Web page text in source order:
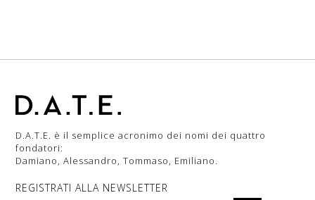
D.A.T.E. è il semplice acronimo dei nomi dei quattro
fondatori:
Damiano, Alessandro, Tommaso, Emiliano.
REGISTRATI ALLA NEWSLETTER